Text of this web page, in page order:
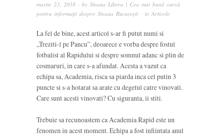
martie 23, 2018 · by Steaua Libera | Cea mai bună sursă
pentru informații despre Steaua București · in Articole
La fel de bine, acest articol s-ar fi putut numi si
„Treziti-l pe Pancu”, deoarece e vorba despre fostul
fotbalist al Rapidului si despre somnul adanc si plin de
cosmaruri, in care s-a afundat. Acesta a vazut ca
echipa sa, Academia, risca sa piarda inca cel putin 3
puncte si s-a hotarat sa arate cu degetul catre vinovati.
Care sunt acesti vinovati? Cu siguranta, ii stiti.
Trebuie sa recunoastem ca Academia Rapid este un
fenomen in acest moment. Echipa a fost infiintata anul